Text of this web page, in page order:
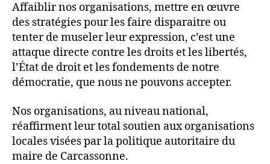
Affaiblir nos organisations, mettre en œuvre
des stratégies pour les faire disparaitre ou
tenter de museler leur expression, c’est une
attaque directe contre les droits et les libertés,
l’État de droit et les fondements de notre
démocratie, que nous ne pouvons accepter.
Nos organisations, au niveau national,
réaffirment leur total soutien aux organisations
locales visées par la politique autoritaire du
maire de Carcassonne.